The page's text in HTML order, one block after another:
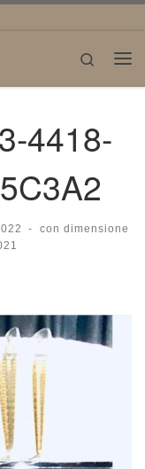
Search
4418-
-
con dimensione